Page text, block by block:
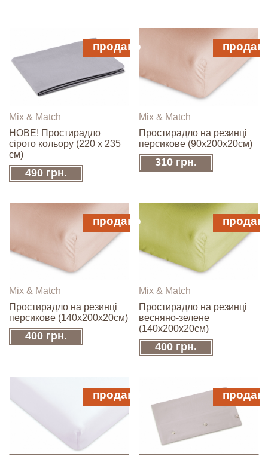
Mix & Match
НОВЕ! Простирадло
сірого кольору (220 х 235
см)
490 грн.
продано
Mix & Match
Простирадло на резинці
персикове (90х200х20см)
310 грн.
Mix & Match
Простирадло на резинці
персикове (140х200х20см)
400 грн.
продано
Mix & Match
Простирадло на резинці
весняно-зелене
(140х200х20см)
400 грн.
продано